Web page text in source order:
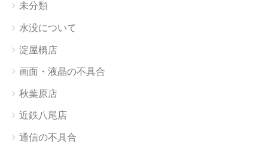
未分類
水没について
淀屋橋店
画面・液晶の不具合
秋葉原店
近鉄八尾店
通信の不具合